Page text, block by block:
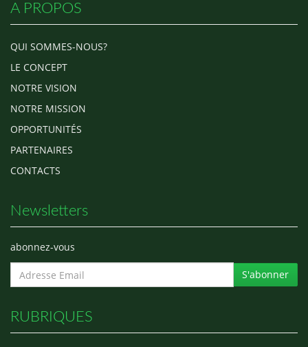
A PROPOS
QUI SOMMES-NOUS?
LE CONCEPT
NOTRE VISION
NOTRE MISSION
OPPORTUNITÉS
PARTENAIRES
CONTACTS
Newsletters
abonnez-vous
S'abonner
RUBRIQUES